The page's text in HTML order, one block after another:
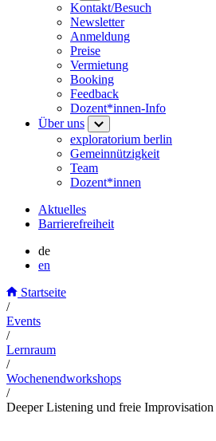
Kontakt/Besuch
Newsletter
Anmeldung
Preise
Vermietung
Booking
Feedback
Dozent*innen-Info
Über uns
exploratorium berlin
Gemeinnützigkeit
Team
Dozent*innen
Aktuelles
Barrierefreiheit
de
en
Startseite
/
Events
/
Lernraum
/
Wochenendworkshops
/
Deeper Listening und freie Improvisation